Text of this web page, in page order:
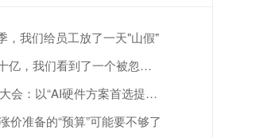
，我们给员工放了一天"山假"
当春晚AI大战烧掉数十亿，我们看到了一个被忽视的真相
宇凡微亮相2026雨果大会：以“AI硬件方案首选提供商”赋能跨境出海
价准备的“预算”可能要不够了